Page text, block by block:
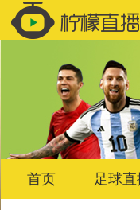
首页 足球直